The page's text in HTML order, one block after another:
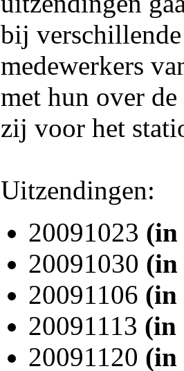
bij
medewerkers
met hun over
zij voor het
Uitzendingen:
20091023 (in
20091030 (in
20091106 (in
20091113 (in
20091120 (in